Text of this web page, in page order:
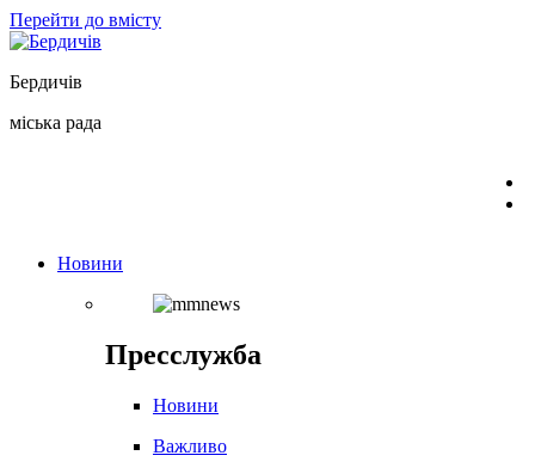
Перейти до вмісту
Бердичів
міська рада
Новини
Пресслужба
Новини
Важливо